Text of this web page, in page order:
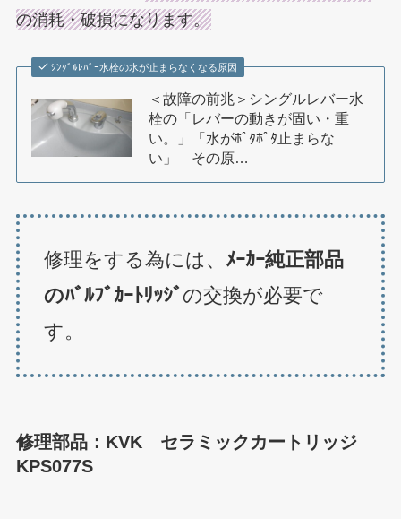
の消耗・破損になります。
ｼﾝｸﾞﾙﾚﾊﾞｰ水栓の水が止まらなくなる原因
＜故障の前兆＞シングルレバー水
栓の「レバーの動きが固い・重
い。」「水がﾎﾟﾀﾎﾟﾀ止まらな
い」 その原…
修理をする為には、 ﾒｰｶｰ純正部品
のﾊﾞﾙﾌﾞｶｰﾄﾘｯｼﾞ の交換が必要で
す。
修理部品：KVK セラミックカートリッジ
KPS077S